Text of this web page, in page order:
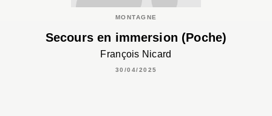
MONTAGNE
Secours en immersion (Poche)
François Nicard
30/04/2025